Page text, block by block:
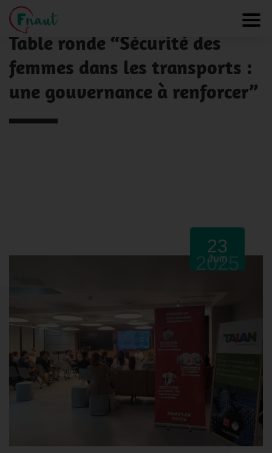
Panneau de gestion des cookies
NOS ACTUALITÉS
Table ronde “Sécurité des
femmes dans les transports :
une gouvernance à renforcer”
23
Juin
2025